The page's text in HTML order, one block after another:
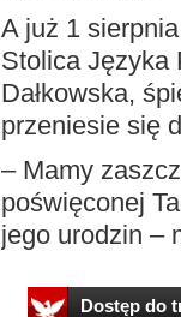
A już 1
Stolica Języka
Dałkowska,
przeniesie się
– Mamy
poświęconej
jego urodzin –
Dostęp do